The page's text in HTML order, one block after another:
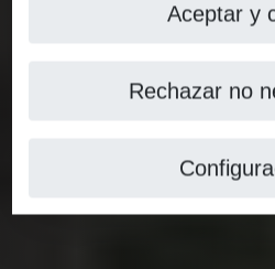
Aceptar y
Rechazar no